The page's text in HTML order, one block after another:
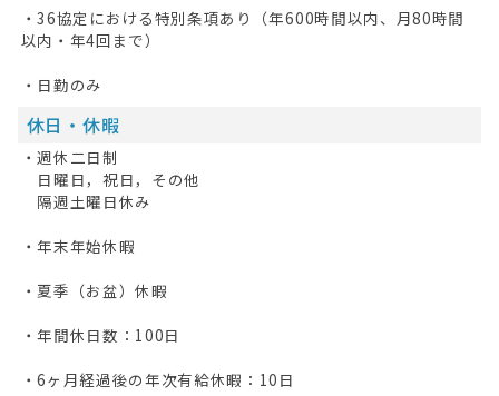
掲載希望の方へ
・36協定における特別条項あり（年600時間以内、月80時間
以内・年4回まで）
・日勤のみ
休日・休暇
・週休二日制
日曜日，祝日，その他
隔週土曜日休み
・年末年始休暇
・夏季（お盆）休暇
・年間休日数：100日
・6ヶ月経過後の年次有給休暇：10日